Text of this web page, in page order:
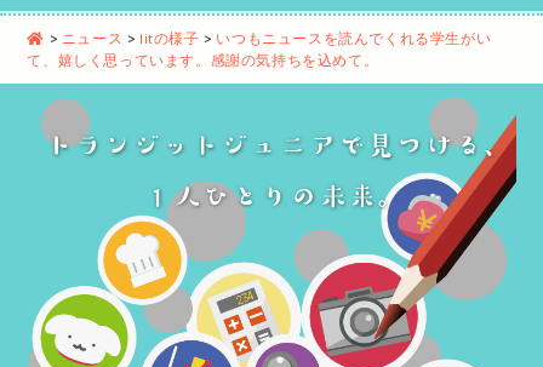
> ニュース > litの様子 > いつもニュースを読んでくれる学生がい
て、嬉しく思っています。感謝の気持ちを込めて。